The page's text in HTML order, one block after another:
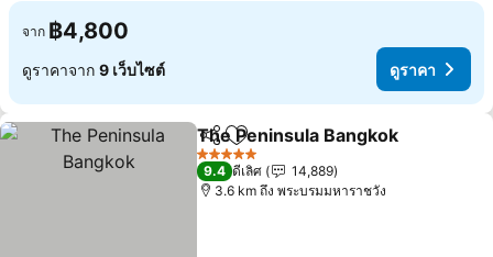
จาก ฿4,800
ดูราคาจาก 9 เว็บไซต์ ดูราคา
แชร์ เพิ่มในรายการโปรด
The Peninsula Bangkok
5 ดาว
9.4 ดีเลิศ
14,889
3.6 km ถึง พระบรมมหาราชวัง